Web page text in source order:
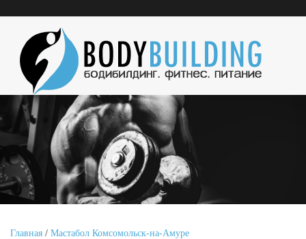
Главная / Мастабол Комсомольск-на-Амуре